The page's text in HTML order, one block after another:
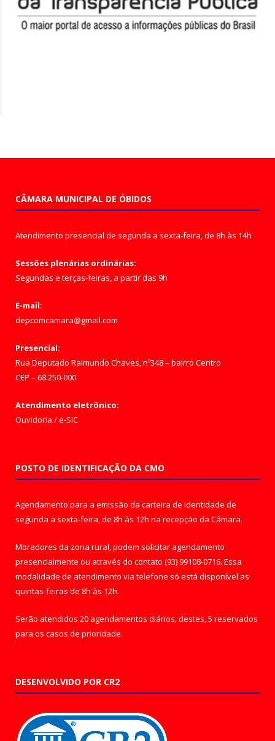
CÂMARA MUNICIPAL DE ÓBIDOS
Atendimento presencial de segunda a sexta-feira, de 8h às 14h
Sessões plenárias ordinárias:
Segundas e terças-feiras, a partir das 9h
E-mail:
depcomcamara@gmail.com
Presencial:
Rua Deputado Raimundo Chaves, nº348 – bairro Centro
CEP – 68.250-000
Atendimento eletrônico:
Ouvidoria /e-SIC
POSTO DE IDENTIFICAÇÃO DA CMO
Agendamento para a emissão da carteira de identidade de
segunda a sexta-feira, de 8h às 12h na recepção da Câmara.
Moradores da zona rural, podem solicitar agendamento
presencialmente ou através do contato (93) 99108-0716. Essa
modalidade de atendimento via telefone só está disponível as
quintas-feiras de 8h às 12h.
Serão atendidos 20 agendamentos diários, destes, 5 reservados
para os casos de prioridade.
DESENVOLVIDO POR CR2